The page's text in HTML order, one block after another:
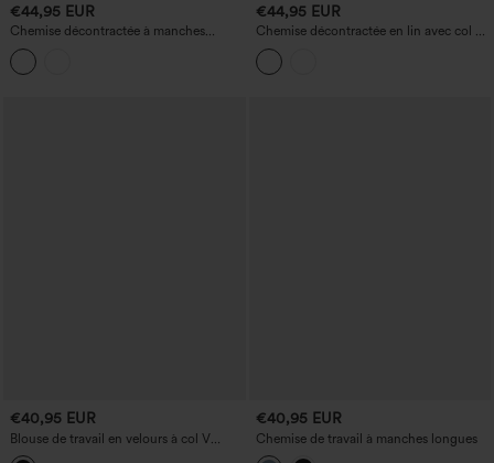
€44,95 EUR
Chemise décontractée à manches
courtes effet lin
€44,95 EUR
Chemise décontractée en lin avec col et
boutons, manches longues, ourlet
arrondi et poches
€40,95 EUR
Blouse de travail en velours à col V
croisé et manches longues
€40,95 EUR
Chemise de travail à manches longues